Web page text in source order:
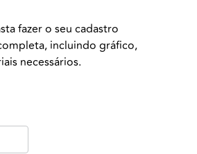
fazer o seu cadastro
incluindo gráfico,
necessários.